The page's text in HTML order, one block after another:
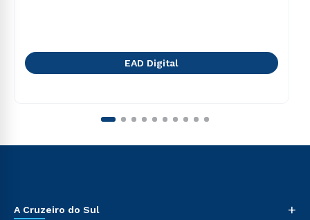
EAD Digital
A Cruzeiro do Sul +